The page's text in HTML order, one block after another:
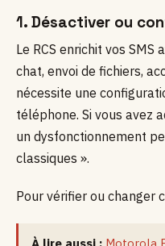
1. Désactiver ou
Le RCS enrichit vos
chat, envoi de fichiers,
nécessite une
téléphone. Si vous avez
un dysfonctionnement
classiques ».
Pour vérifier ou changer